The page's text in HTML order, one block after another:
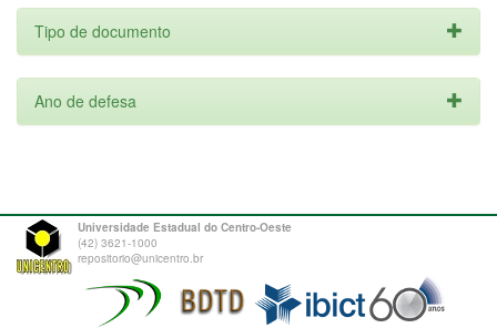
Tipo de documento
Ano de defesa
Universidade Estadual do Centro-Oeste
(42) 3621-1000
repositorio@unicentro.br